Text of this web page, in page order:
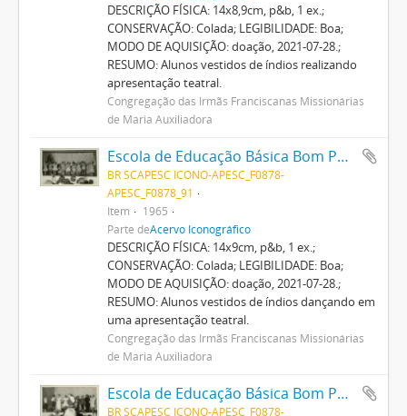
DESCRIÇÃO FÍSICA: 14x8,9cm, p&b, 1 ex.;
CONSERVAÇÃO: Colada; LEGIBILIDADE: Boa;
MODO DE AQUISIÇÃO: doação, 2021-07-28.;
RESUMO: Alunos vestidos de índios realizando
apresentação teatral.
Congregação das Irmãs Franciscanas Missionárias
de Maria Auxiliadora
Escola de Educação Básica Bom Pastor
BR SCAPESC ICONO-APESC_F0878-
APESC_F0878_91
Item
1965
Parte deAcervo Iconográfico
DESCRIÇÃO FÍSICA: 14x9cm, p&b, 1 ex.;
CONSERVAÇÃO: Colada; LEGIBILIDADE: Boa;
MODO DE AQUISIÇÃO: doação, 2021-07-28.;
RESUMO: Alunos vestidos de índios dançando em
uma apresentação teatral.
Congregação das Irmãs Franciscanas Missionárias
de Maria Auxiliadora
Escola de Educação Básica Bom Pastor
BR SCAPESC ICONO-APESC_F0878-